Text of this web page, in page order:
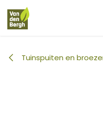
Overslaan naar inhoud
Tuinspuiten en